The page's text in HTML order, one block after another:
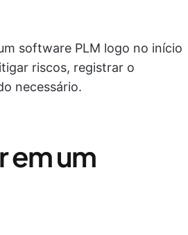
software PLM logo no início
riscos, registrar o
necessário.
em um